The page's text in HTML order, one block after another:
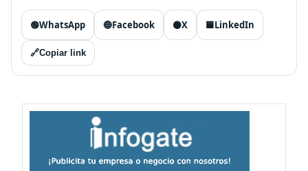
🟢WhatsApp 🔵Facebook ⚫X 🟦LinkedIn
🔗Copiar link